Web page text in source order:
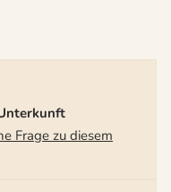
Frage zu diesem